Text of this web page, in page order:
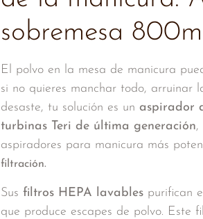
sobremesa
El polvo en la mesa de manicura
si no quieres manchar todo, arruinar
desaste, tu solución es un aspirador
turbinas Teri de última generación,
aspiradores para manicura más
filtración.
Sus filtros HEPA lavables purifican
que produce escapes de polvo. Este